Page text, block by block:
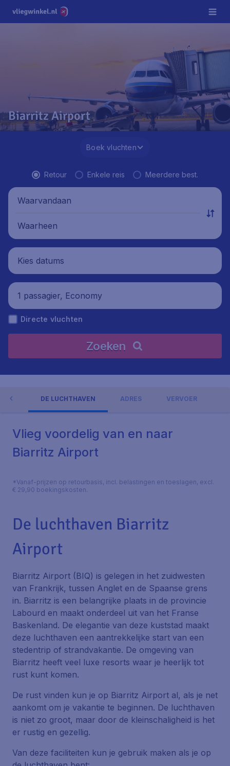
Biarritz Airport
Boek vluchten
Retour Enkele reis Meerdere best.
Waarvandaan
Waarheen
Kies datums
1 passagier, Economy
Directe vluchten
Zoeken
DE LUCHTHAVEN ADRES VERVOER
Vlieg voordelig van en naar
Biarritz Airport
*Vanaf-prijzen op retourbasis, incl. belastingen en toeslagen, excl.
€ 29,90 boekingskosten.
De luchthaven Biarritz
Airport
Biarritz Airport (BIQ) is gelegen in het zuidwesten
van Frankrijk, tussen Anglet en de Spaanse grens
in. Biarritz is een belangrijke plaats in de provincie
Labourd en maakt onderdeel uit van het Franse
Baskenland. De elegantie van deze kuststad maakt
deze luchthaven een aantrekkelijke start van een
stedentrip of strandvakantie. De omgeving van
Biarritz heeft veel luxe resorts waar je heerlijk tot
rust kunt komen.
De rust vinden kun je op Biarritz Airport al, als je net
aankomt om je vakantie te beginnen. De luchthaven
is niet zo groot, maar door de kleinschaligheid is het
er rustig en gezellig.
Van deze faciliteiten kun je gebruik maken als je op